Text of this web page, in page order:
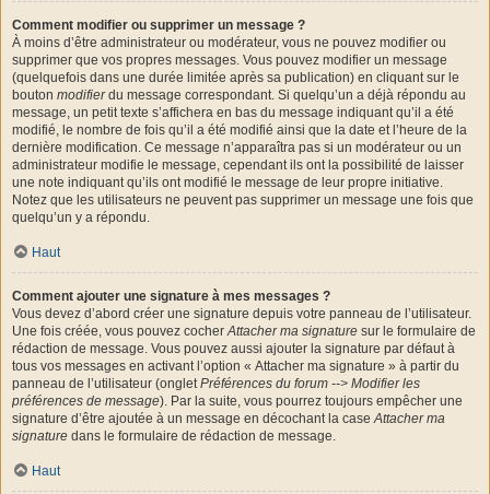
Comment modifier ou supprimer un message ?
À moins d’être administrateur ou modérateur, vous ne pouvez modifier ou
supprimer que vos propres messages. Vous pouvez modifier un message
(quelquefois dans une durée limitée après sa publication) en cliquant sur le
bouton modifierdu message correspondant. Si quelqu’un a déjà répondu au
message, un petit texte s’affichera en bas du message indiquant qu’il a été
modifié, le nombre de fois qu’il a été modifié ainsi que la date et l’heure de la
dernière modification. Ce message n’apparaîtra pas si un modérateur ou un
administrateur modifie le message, cependant ils ont la possibilité de laisser
une note indiquant qu’ils ont modifié le message de leur propre initiative.
Notez que les utilisateurs ne peuvent pas supprimer un message une fois que
quelqu’un y a répondu.
Haut
Comment ajouter une signature à mes messages ?
Vous devez d’abord créer une signature depuis votre panneau de l’utilisateur.
Une fois créée, vous pouvez cocherAttacher ma signature sur le formulaire de
rédaction de message. Vous pouvez aussi ajouter la signature par défaut à
tous vos messages en activant l’option « Attacher ma signature » à partir du
panneau de l’utilisateur (ongletPréférences du forum --> Modifier les
préférences de message). Par la suite, vous pourrez toujours empêcher une
signature d’être ajoutée à un message en décochant la caseAttacher ma
signature dans le formulaire de rédaction de message.
Haut